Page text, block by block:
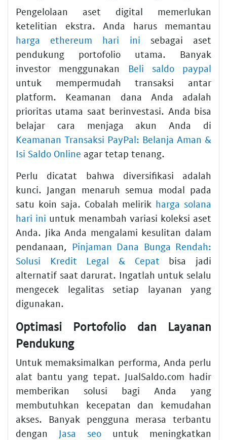
Pengelolaan aset digital memerlukan
ketelitian ekstra. Anda harus memantau
harga ethereum hari ini sebagai aset
pendukung portofolio utama. Banyak
investor menggunakan Beli saldo paypal
untuk mempermudah transaksi antar
platform. Keamanan dana Anda adalah
prioritas utama saat berinvestasi. Anda bisa
belajar cara menjaga akun Anda di
Keamanan Transaksi PayPal: Belanja Aman &
Isi Saldo Online agar tetap tenang.
Perlu dicatat bahwa diversifikasi adalah
kunci. Jangan menaruh semua modal pada
satu koin saja. Cobalah melirik harga solana
hari ini untuk menambah variasi koleksi aset
Anda. Jika Anda mengalami kesulitan dalam
pendanaan, Pinjaman Dana Bunga Rendah:
Solusi Kredit Legal & Cepat bisa jadi
alternatif saat darurat. Ingatlah untuk selalu
mengecek legalitas setiap layanan yang
digunakan.
Optimasi Portofolio dan Layanan
Pendukung
Untuk memaksimalkan performa, Anda perlu
alat bantu yang tepat. JualSaldo.com hadir
memberikan solusi bagi Anda yang
membutuhkan kecepatan dan kemudahan
akses. Banyak pengguna merasa terbantu
dengan Jasa seo untuk meningkatkan